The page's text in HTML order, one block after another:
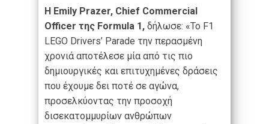
Η Emily Prazer, Chief Commercial
Officer της Formula 1, δήλωσε: «Το F1
LEGO Drivers’ Parade την περασμένη
χρονιά αποτέλεσε μία από τις πιο
δημιουργικές και επιτυχημένες δράσεις
που έχουμε δει ποτέ σε αγώνα,
προσελκύοντας την προσοχή
δισεκατομμυρίων ανθρώπων